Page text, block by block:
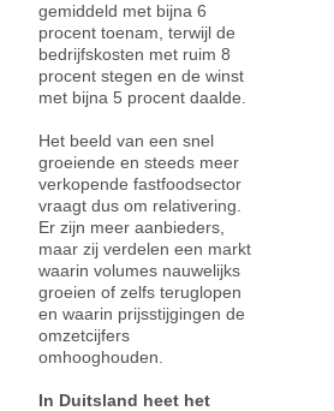
gemiddeld met bijna 6
procent toenam, terwijl de
bedrijfskosten met ruim 8
procent stegen en de winst
met bijna 5 procent daalde.
Het beeld van een snel
groeiende en steeds meer
verkopende fastfoodsector
vraagt dus om relativering.
Er zijn meer aanbieders,
maar zij verdelen een markt
waarin volumes nauwelijks
groeien of zelfs teruglopen
en waarin prijsstijgingen de
omzetcijfers
omhooghouden.
In Duitsland heet het